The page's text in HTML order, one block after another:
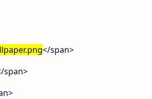
</span>
span>